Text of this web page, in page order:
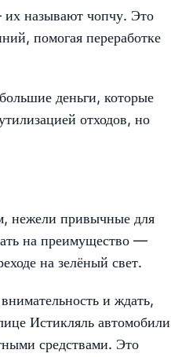
их называют чопчу. Это
помогая переработке
деньги, которые
отходов, но
нежели привычные для
на преимущество —
на зелёный свет.
и ждать,
Истикляль автомобили
средствами. Это